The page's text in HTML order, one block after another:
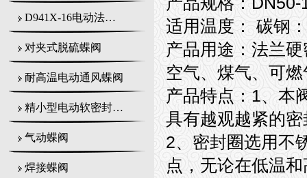
D941X-16电动法兰式蝶阀
对夹式脱硫蝶阀
耐高温电动通风蝶阀
精小型电动软密封蝶阀
气动蝶阀
焊接蝶阀
适用温度： 碳钢
产品用途：法兰
空气、煤气、可
产品特点：1、本
具有越观越紧的
2、密封圈选用不
点，无论在低温